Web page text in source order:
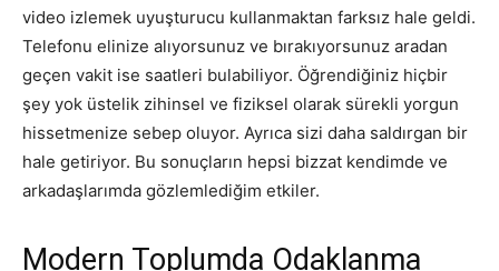
video izlemek uyuşturucu kullanmaktan farksız hale geldi.
Telefonu elinize alıyorsunuz ve bırakıyorsunuz aradan
geçen vakit ise saatleri bulabiliyor. Öğrendiğiniz hiçbir
şey yok üstelik zihinsel ve fiziksel olarak sürekli yorgun
hissetmenize sebep oluyor. Ayrıca sizi daha saldırgan bir
hale getiriyor. Bu sonuçların hepsi bizzat kendimde ve
arkadaşlarımda gözlemlediğim etkiler.
Modern Toplumda Odaklanma